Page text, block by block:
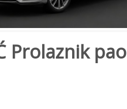
Prolaznik pao